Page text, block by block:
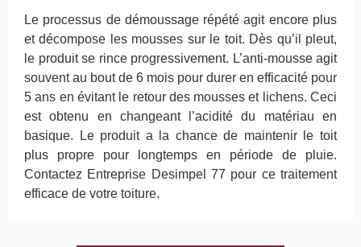
Le processus de démoussage répété agit encore plus
et décompose les mousses sur le toit. Dès qu’il pleut,
le produit se rince progressivement. L’anti-mousse agit
souvent au bout de 6 mois pour durer en efficacité pour
5 ans en évitant le retour des mousses et lichens. Ceci
est obtenu en changeant l’acidité du matériau en
basique. Le produit a la chance de maintenir le toit
plus propre pour longtemps en période de pluie.
Contactez Entreprise Desimpel 77 pour ce traitement
efficace de votre toiture.